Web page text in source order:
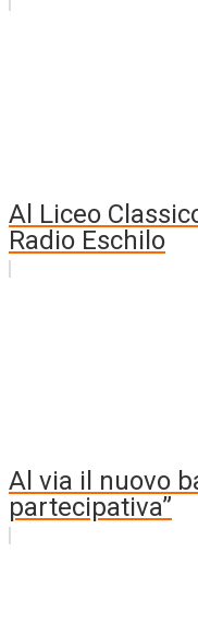
Al Liceo
Radio Eschilo
Al via il nuovo
partecipativa”